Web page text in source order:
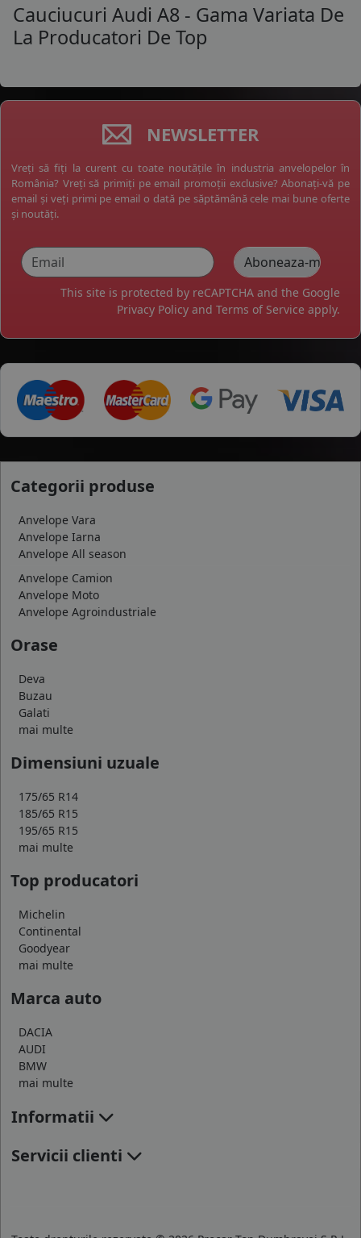
Cauciucuri Audi A8 - Gama Variata De
La Producatori De Top
NEWSLETTER
Vreți să fiți la curent cu toate noutățile în industria anvelopelor în
România? Vreți să primiți pe email promoții exclusive? Abonați-vă pe
email și veți primi pe email o dată pe săptămână cele mai bune oferte
și noutăți.
This site is protected by reCAPTCHA and the Google
Privacy Policy and Terms of Service apply.
Categorii produse
Anvelope Vara
Anvelope Iarna
Anvelope All season
Anvelope Camion
Anvelope Moto
Anvelope Agroindustriale
Orase
Deva
Buzau
Galati
mai multe
Dimensiuni uzuale
175/65 R14
185/65 R15
195/65 R15
mai multe
Top producatori
Michelin
Continental
Goodyear
mai multe
Marca auto
DACIA
AUDI
BMW
mai multe
Informatii
Servicii clienti